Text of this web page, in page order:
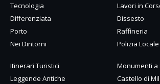
Tecnologia
Lavori in
Differenziata
Dissesto
Porto
Raffineria
Nei Dintorni
Polizia Locale
Itinerari Turistici
Monumenti a
Leggende Antiche
Castello di